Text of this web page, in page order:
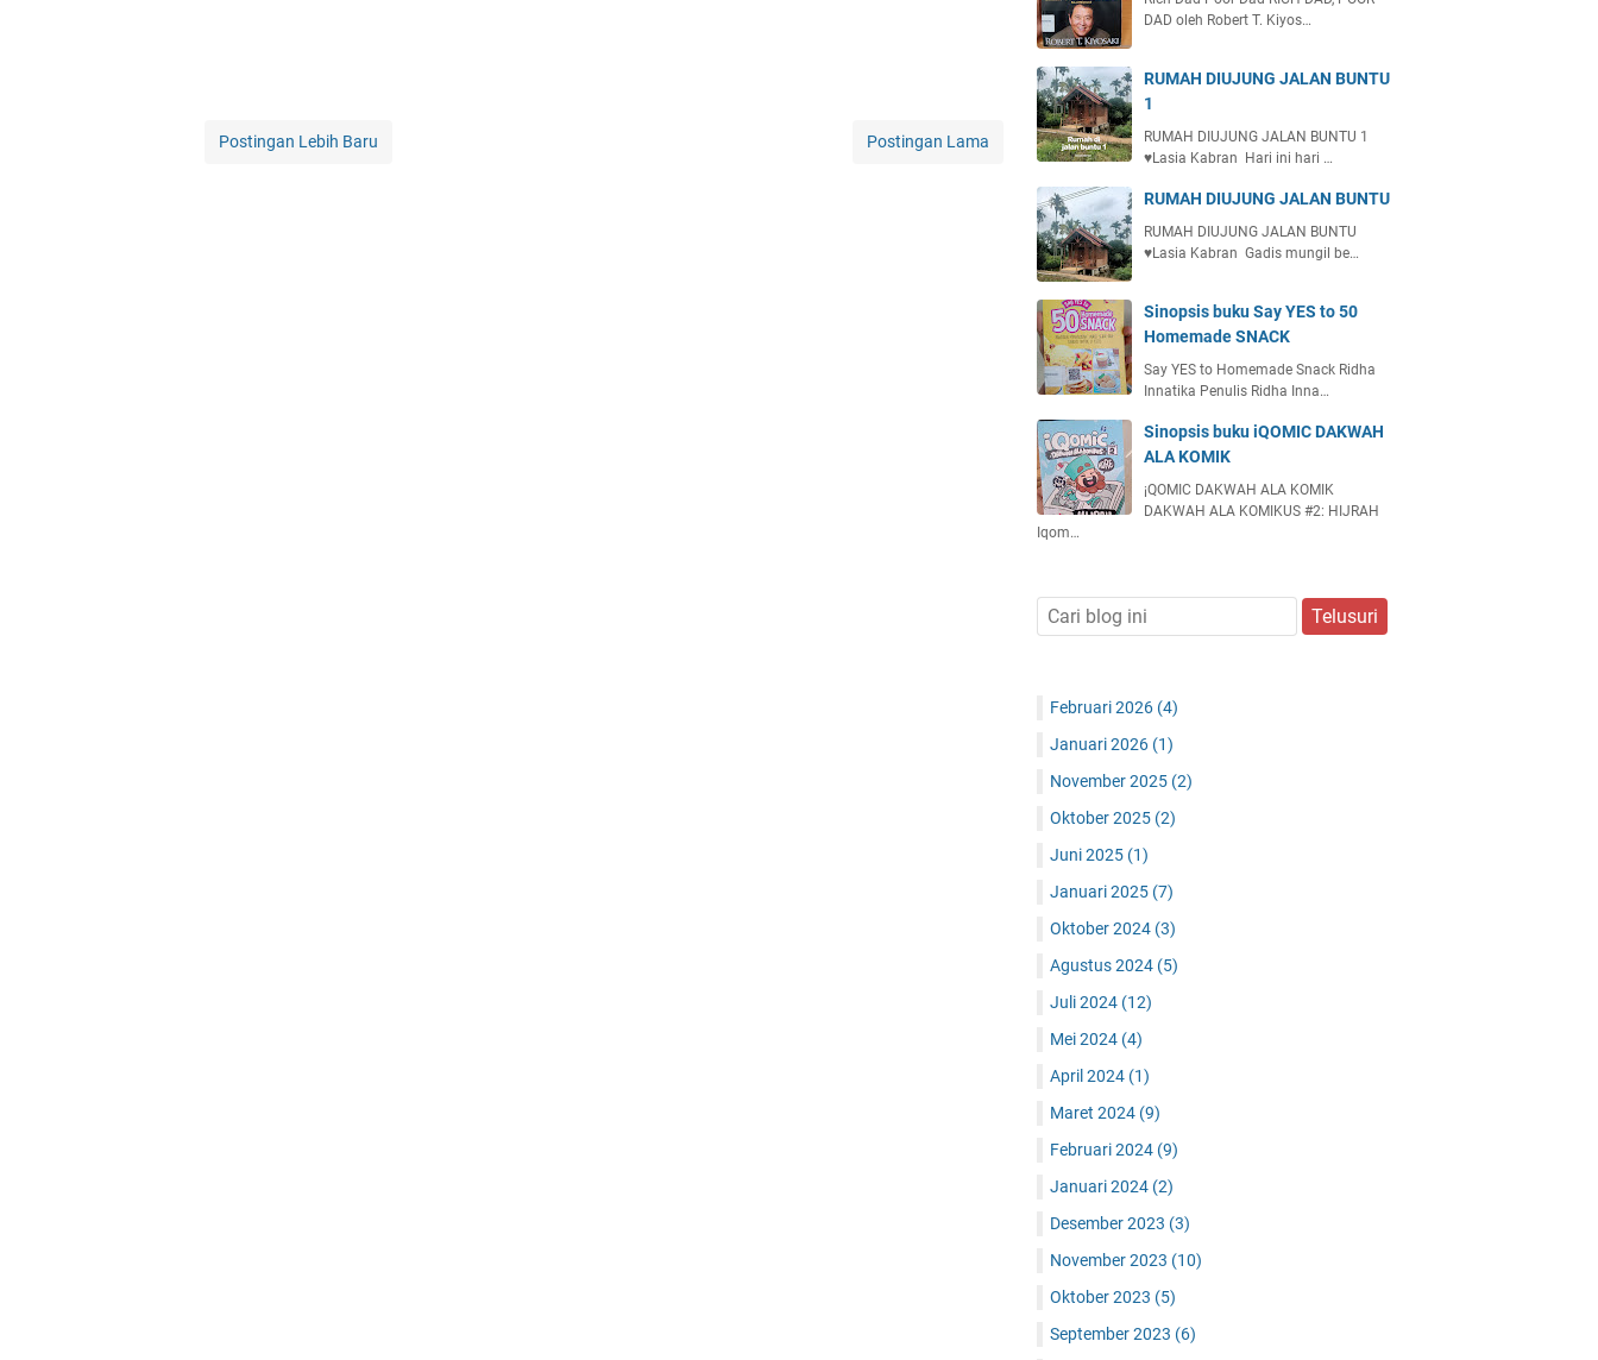
Postingan Lebih Baru Postingan Lama
DAD oleh Robert T. Kiyos…
RUMAH DIUJUNG JALAN BUNTU
1
RUMAH DIUJUNG JALAN BUNTU 1
♥️Lasia Kabran Hari ini hari …
RUMAH DIUJUNG JALAN BUNTU
RUMAH DIUJUNG JALAN BUNTU
♥️Lasia Kabran Gadis mungil be…
Sinopsis buku Say YES to 50
Homemade SNACK
Say YES to Homemade Snack Ridha
Innatika Penulis Ridha Inna…
Sinopsis buku iQOMIC DAKWAH
ALA KOMIK
¡QOMIC DAKWAH ALA KOMIK
DAKWAH ALA KOMIKUS #2: HIJRAH
Iqom…
Februari 2026 (4)
Januari 2026 (1)
November 2025 (2)
Oktober 2025 (2)
Juni 2025 (1)
Januari 2025 (7)
Oktober 2024 (3)
Agustus 2024 (5)
Juli 2024 (12)
Mei 2024 (4)
April 2024 (1)
Maret 2024 (9)
Februari 2024 (9)
Januari 2024 (2)
Desember 2023 (3)
November 2023 (10)
Oktober 2023 (5)
September 2023 (6)